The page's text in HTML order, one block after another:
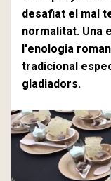
desafiat el mal
normalitat. Una
l'enologia
tradicional
gladiadors.